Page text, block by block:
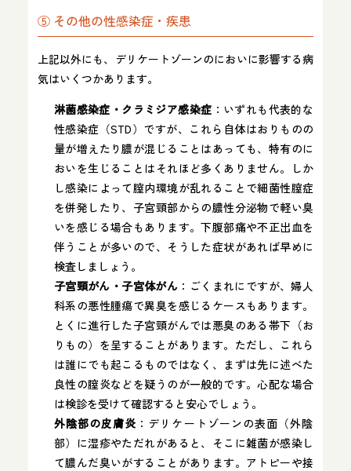
⑤ その他の性感染症・疾患
上記以外にも、デリケートゾーンのにおいに影響する病
気はいくつかあります。
淋菌感染症・クラミジア感染症 ：いずれも代表的な
性感染症（STD）ですが、これら自体はおりものの
量が増えたり膿が混じることはあっても、特有のに
おいを生じることはそれほど多くありません。しか
し感染によって膣内環境が乱れることで細菌性膣症
を併発したり、子宮頸部からの膿性分泌物で軽い臭
いを感じる場合もあります。下腹部痛や不正出血を
伴うことが多いので、そうした症状があれば早めに
検査しましょう。
子宮頸がん・子宮体がん ：ごくまれにですが、婦人
科系の悪性腫瘍で異臭を感じるケースもあります。
とくに進行した子宮頸がんでは悪臭のある帯下（お
りもの）を呈することがあります。ただし、これら
は誰にでも起こるものではなく、まずは先に述べた
良性の膣炎などを疑うのが一般的です。心配な場合
は検診を受けて確認すると安心でしょう。
外陰部の皮膚炎 ：デリケートゾーンの表面（外陰
部）に湿疹やただれがあると、そこに雑菌が感染し
て膿んだ臭いがすることがあります。アトピーや接